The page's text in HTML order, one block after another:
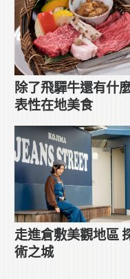
除了飛驒牛還有什
表性在地美食
走進倉敷美觀地區
術之城